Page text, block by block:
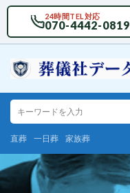
24時間TEL対応
070-4442-0819
直葬 一日葬 家族葬